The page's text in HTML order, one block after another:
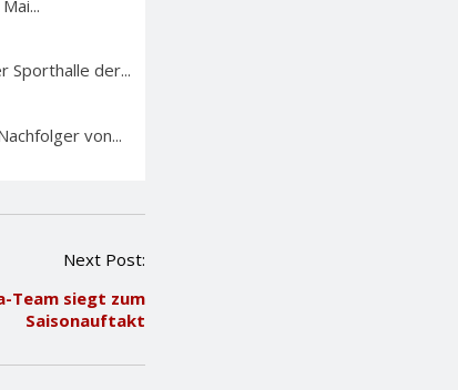
Sporthalle der...
von...
Next Post:
Team siegt zum
Saisonauftakt